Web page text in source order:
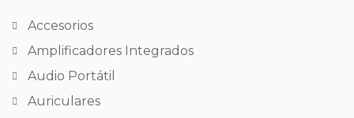
Accesorios
Amplificadores Integrados
Audio Portátil
Auriculares